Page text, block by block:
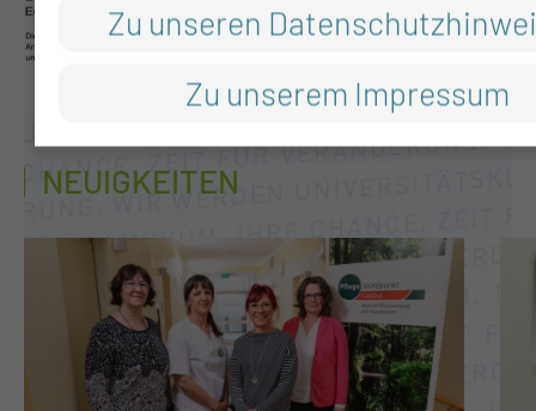
NEUIGKEITEN
Zu unseren
Zu unserem Impressum